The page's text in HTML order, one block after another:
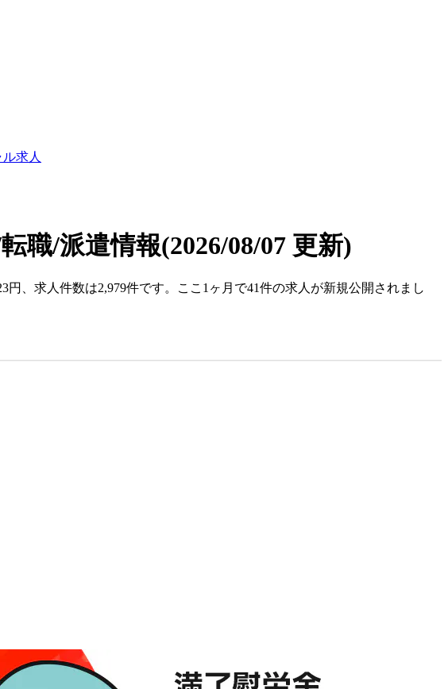
求人
職/派遣情報(2026/08/07 更新)
、求人件数は2,979件です。ここ1ヶ月で41件の求人が新規公開されまし